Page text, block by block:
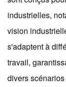
industrielles,
vision
s'adaptent à
travail,
divers